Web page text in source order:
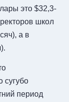
это $32,3-
школ
а в
сугубо
период